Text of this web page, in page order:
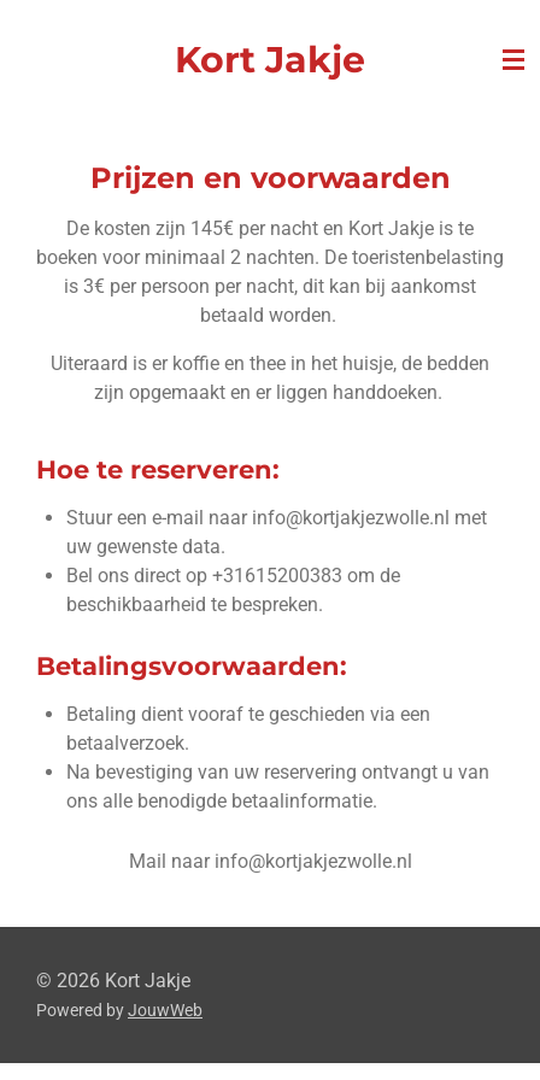
Kort Jakje
Prijzen en voorwaarden
De kosten zijn 145€ per nacht en Kort Jakje is te
boeken voor minimaal 2 nachten. De toeristenbelasting
is 3€ per persoon per nacht, dit kan bij aankomst
betaald worden.
Uiteraard is er koffie en thee in het huisje, de bedden
zijn opgemaakt en er liggen handdoeken.
Hoe te reserveren:
Stuur een e-mail naar info@kortjakjezwolle.nl met
uw gewenste data.
Bel ons direct op +31615200383 om de
beschikbaarheid te bespreken.
Betalingsvoorwaarden:
Betaling dient vooraf te geschieden via een
betaalverzoek.
Na bevestiging van uw reservering ontvangt u van
ons alle benodigde betaalinformatie.
Mail naar info@kortjakjezwolle.nl
© 2026 Kort Jakje
Powered byJouwWeb